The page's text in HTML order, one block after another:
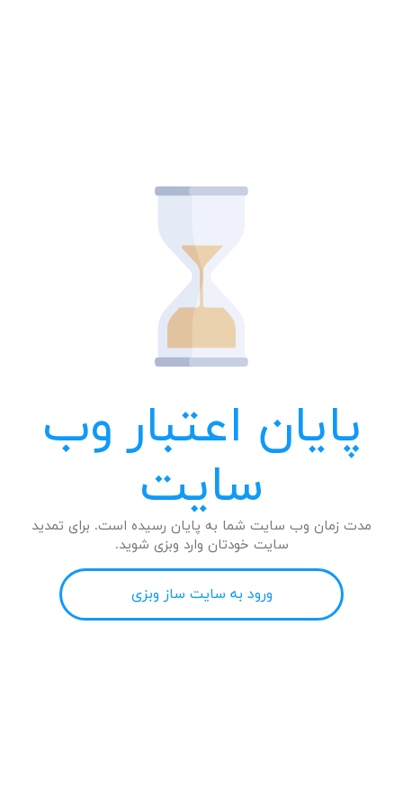
پایان اعتبار وب
سایت
مدت زمان وب سایت شما به پایان رسیده است. برای تمدید
سایت خودتان وارد وبزی شوید.
ورود به سایت ساز وبزی